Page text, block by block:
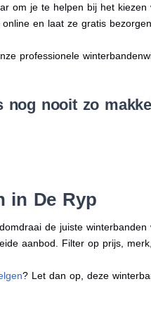
om je te helpen bij het
en laat ze gratis
professionele
nog nooit zo
in De Ryp
de juiste winterbanden
aanbod. Filter op prijs,
? Let dan op, deze